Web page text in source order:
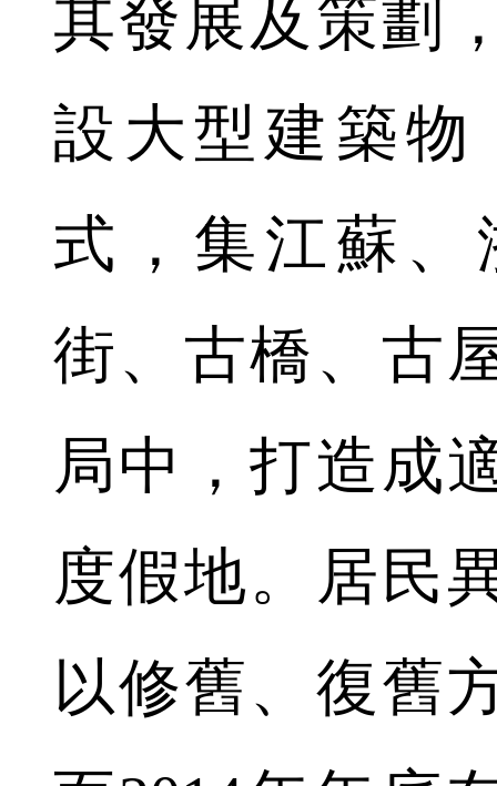
其發展及策劃
設大型建築物
式，集江蘇
街、古橋、古
局中，打造成
度假地。居民
以修舊、復舊